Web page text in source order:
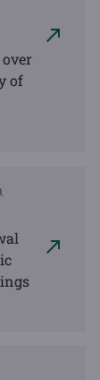
of